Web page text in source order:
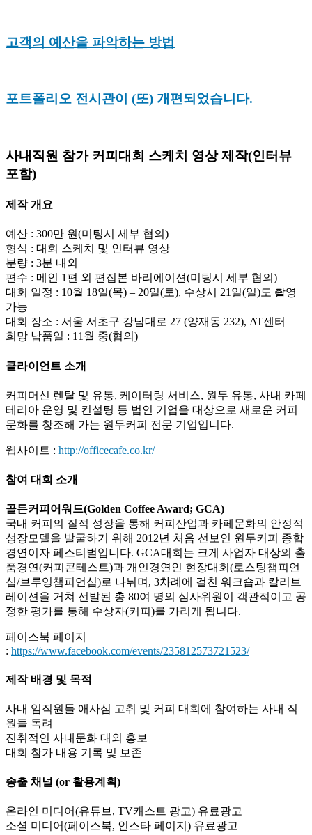
고객의 예산을 파악하는 방법
포트폴리오 전시관이 (또) 개편되었습니다.
사내직원 참가 커피대회 스케치 영상 제작(인터뷰
포함)
제작 개요
예산 : 300만 원(미팅시 세부 협의)
형식 : 대회 스케치 및 인터뷰 영상
분량 : 3분 내외
편수 : 메인 1편 외 편집본 바리에이션(미팅시 세부 협의)
대회 일정 : 10월 18일(목) – 20일(토), 수상시 21일(일)도 촬영
가능
대회 장소 : 서울 서초구 강남대로 27 (양재동 232), AT센터
희망 납품일 : 11월 중(협의)
클라이언트 소개
커피머신 렌탈 및 유통, 케이터링 서비스, 원두 유통, 사내 카페
테리아 운영 및 컨설팅 등 법인 기업을 대상으로 새로운 커피
문화를 창조해 가는 원두커피 전문 기업입니다.
웹사이트 : http://officecafe.co.kr/
참여 대회 소개
골든커피어워드(Golden Coffee Award; GCA)
국내 커피의 질적 성장을 통해 커피산업과 카페문화의 안정적
성장모델을 발굴하기 위해 2012년 처음 선보인 원두커피 종합
경연이자 페스티벌입니다. GCA대회는 크게 사업자 대상의 출
품경연(커피콘테스트)과 개인경연인 현장대회(로스팅챔피언
십/브루잉챔피언십)로 나뉘며, 3차례에 걸친 워크숍과 칼리브
레이션을 거쳐 선발된 총 80여 명의 심사위원이 객관적이고 공
정한 평가를 통해 수상자(커피)를 가리게 됩니다.
페이스북 페이지
: https://www.facebook.com/events/235812573721523/
제작 배경 및 목적
사내 임직원들 애사심 고취 및 커피 대회에 참여하는 사내 직
원들 독려
진취적인 사내문화 대외 홍보
대회 참가 내용 기록 및 보존
송출 채널 (or 활용계획)
온라인 미디어(유튜브, TV캐스트 광고) 유료광고
소셜 미디어(페이스북, 인스타 페이지) 유료광고